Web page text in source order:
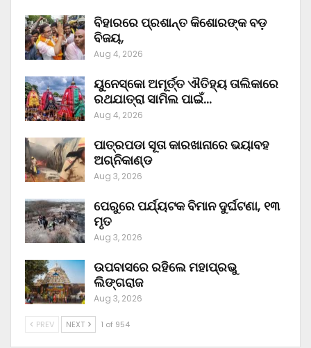
ବିହାରରେ ପ୍ରଶାନ୍ତ କିଶୋରଙ୍କ ବଡ଼
ବିଜୟ,
Aug 4, 2026
ୟୁନେସ୍କୋ ଅମୂର୍ତ୍ତ ଐତିହ୍ୟ ତାଲିକାରେ
ରଥଯାତ୍ରା ସାମିଲ ପାଇଁ…
Aug 4, 2026
ପାତ୍ରପଡା ସୂତା କାରଖାନାରେ ଭୟାବହ
ଅଗ୍ନିକାଣ୍ଡ
Aug 3, 2026
ପେରୁରେ ପର୍ଯ୍ୟଟକ ବିମାନ ଦୁର୍ଘଟଣା, ୧୩
ମୃତ
Aug 3, 2026
ଉପବାସରେ ରହିଲେ ମହାପ୍ରଭୁ
ଲିଙ୍ଗରାଜ
Aug 3, 2026
PREV NEXT 1 of 954